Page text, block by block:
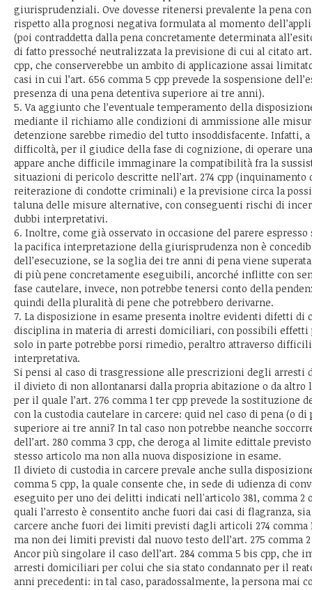
giurisprudenziali. Ove dovesse ritenersi prevalente la pena
rispetto alla prognosi negativa formulata al momento
(poi contraddetta dalla pena concretamente determinata
di fatto pressoché neutralizzata la previsione di cui al citato
cpp, che conserverebbe un ambito di applicazione assai
casi in cui l’art. 656 comma 5 cpp prevede la sospensione
presenza di una pena detentiva superiore ai tre anni).
5. Va aggiunto che l’eventuale temperamento della
mediante il richiamo alle condizioni di ammissione alle
detenzione sarebbe rimedio del tutto insoddisfacente. Infatti, a
difficoltà, per il giudice della fase di cognizione, di operare
appare anche difficile immaginare la compatibilità fra la
situazioni di pericolo descritte nell’art. 274 cpp (inquinamento
reiterazione di condotte criminali) e la previsione circa la
taluna delle misure alternative, con conseguenti rischi di
dubbi interpretativi.
6. Inoltre, come già osservato in occasione del parere espresso
la pacifica interpretazione della giurisprudenza non è
dell’esecuzione, se la soglia dei tre anni di pena viene
di più pene concretamente eseguibili, ancorché inflitte con
fase cautelare, invece, non potrebbe tenersi conto della
quindi della pluralità di pene che potrebbero derivarne.
7. La disposizione in esame presenta inoltre evidenti difetti di
disciplina in materia di arresti domiciliari, con possibili effetti
solo in parte potrebbe porsi rimedio, peraltro attraverso
interpretativa.
Si pensi al caso di trasgressione alle prescrizioni degli
il divieto di non allontanarsi dalla propria abitazione o da altro
per il quale l’art. 276 comma 1 ter cpp prevede la sostituzione
con la custodia cautelare in carcere: quid nel caso di pena (o
superiore ai tre anni? In tal caso non potrebbe neanche
dell’art. 280 comma 3 cpp, che deroga al limite edittale
stesso articolo ma non alla nuova disposizione in esame.
Il divieto di custodia in carcere prevale anche sulla
comma 5 cpp, la quale consente che, in sede di udienza di
eseguito per uno dei delitti indicati nell'articolo 381, comma 2
quali l’arresto è consentito anche fuori dai casi di flagranza,
carcere anche fuori dei limiti previsti dagli articoli 274 comma
ma non dei limiti previsti dal nuovo testo dell’art. 275 comma
Ancor più singolare il caso dell’art. 284 comma 5 bis cpp, che
arresti domiciliari per colui che sia stato condannato per il
anni precedenti: in tal caso, paradossalmente, la persona mai